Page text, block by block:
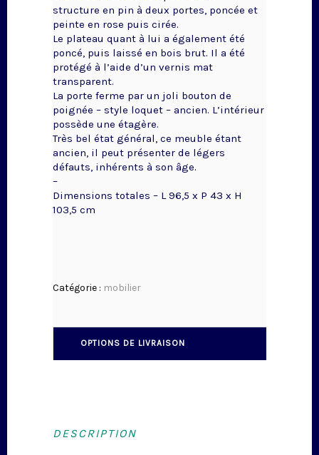
structure en pin à deux portes, poncée et
peinte en rose puis cirée.
Le plateau quant à lui a également été
poncé, puis laissé en bois brut. Il a été
protégé à l’aide d’un vernis mat
transparent.
La porte ferme par un joli bouton de
poignée – style loquet – ancien. L’intérieur
possède une étagère.
Très bel état général, ce meuble étant
ancien, il peut présenter de légers
défauts, inhérents à son âge.
–
Dimensions totales – L 96,5 x P 43 x H
103,5 cm
Catégorie : mobilier
OPTIONS DE LIVRAISON
DESCRIPTION